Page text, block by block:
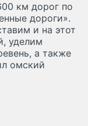
км дорог по
дороги».
и на этот
уделим
а также
омский